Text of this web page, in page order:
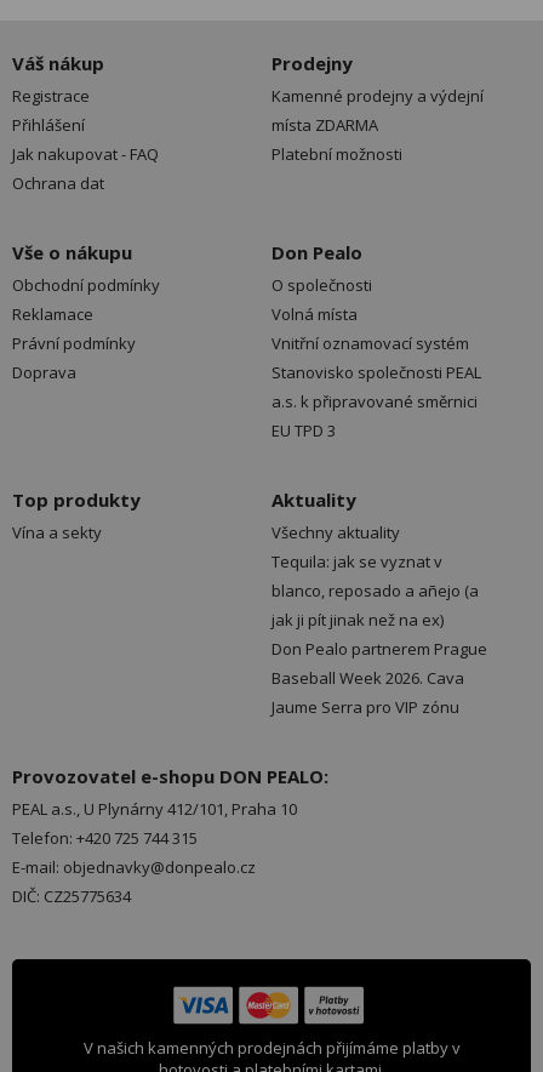
Váš nákup
Registrace
Přihlášení
Jak nakupovat - FAQ
Ochrana dat
Prodejny
Kamenné prodejny a výdejní
místa ZDARMA
Platební možnosti
Vše o nákupu
Obchodní podmínky
Reklamace
Právní podmínky
Doprava
Don Pealo
O společnosti
Volná místa
Vnitřní oznamovací systém
Stanovisko společnosti PEAL
a.s. k připravované směrnici
EU TPD 3
Top produkty
Vína a sekty
Aktuality
Všechny aktuality
Tequila: jak se vyznat v
blanco, reposado a añejo (a
jak ji pít jinak než na ex)
Don Pealo partnerem Prague
Baseball Week 2026. Cava
Jaume Serra pro VIP zónu
Provozovatel e-shopu DON PEALO:
PEAL a.s., U Plynárny 412/101, Praha 10
Telefon: +420 725 744 315
E-mail: objednavky@donpealo.cz
DIČ: CZ25775634
V našich kamenných prodejnách přijímáme platby v